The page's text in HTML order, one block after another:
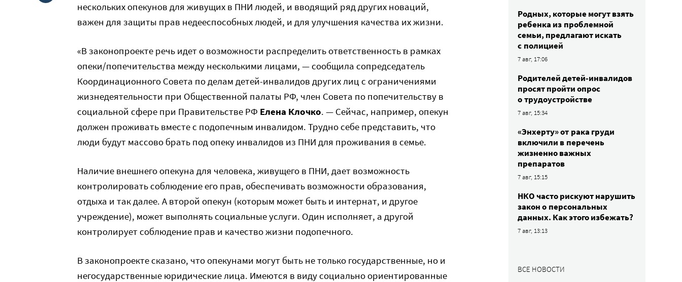
нескольких опекунов для живущих в ПНИ людей, и вводящий ряд других новаций,
важен для защиты прав недееспособных людей, и для улучшения качества их жизни.
«В законопроекте речь идет о возможности распределить ответственность в рамках
опеки/попечительства между несколькими лицами, — сообщила сопредседатель
Координационного Совета по делам детей-инвалидов других лиц с ограничениями
жизнедеятельности при Общественной палаты РФ, член Совета по попечительству в
социальной сфере при Правительстве РФ Елена Клочко. — Сейчас, например, опекун
должен проживать вместе с подопечным инвалидом. Трудно себе представить, что
люди будут массово брать под опеку инвалидов из ПНИ для проживания в семье.
Наличие внешнего опекуна для человека, живущего в ПНИ, дает возможность
контролировать соблюдение его прав, обеспечивать возможности образования,
отдыха и так далее. А второй опекун (которым может быть и интернат, и другое
учреждение), может выполнять социальные услуги. Один исполняет, а другой
контролирует соблюдение прав и качество жизни подопечного.
В законопроекте сказано, что опекунами могут быть не только государственные, но и
негосударственные юридические лица. Имеются в виду социально ориентированные
Родных, которые могут взять
ребенка из проблемной
семьи, предлагают искать
с полицией
7 авг, 17:06
Родителей детей-инвалидов
просят пройти опрос
о трудоустройстве
7 авг, 15:34
«Энхерту» от рака груди
включили в перечень
жизненно важных
препаратов
7 авг, 15:15
НКО часто рискуют нарушить
закон о персональных
данных. Как этого избежать?
7 авг, 13:13
ВСЕ НОВОСТИ